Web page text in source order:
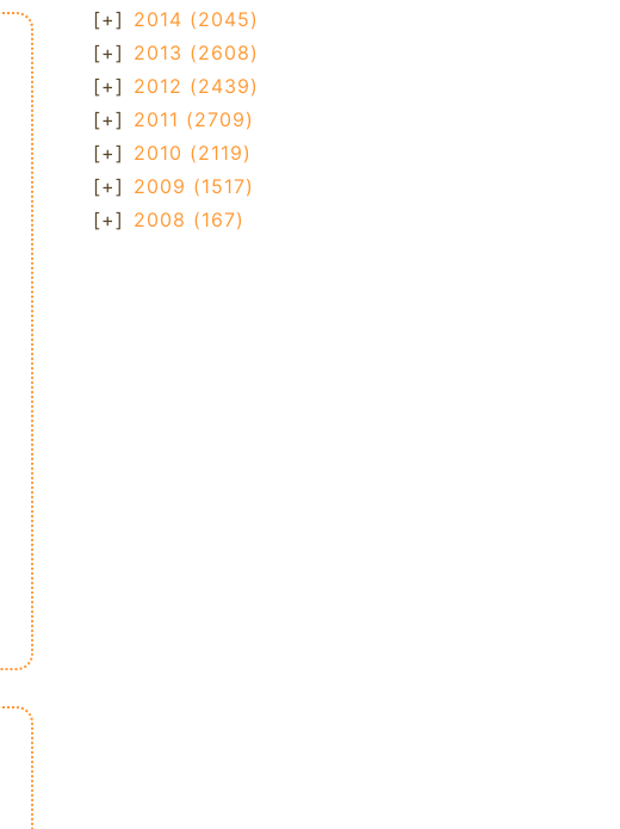
[+] 2014 (2045)
[+] 2013 (2608)
[+] 2012 (2439)
[+] 2011 (2709)
[+] 2010 (2119)
[+] 2009 (1517)
[+] 2008 (167)